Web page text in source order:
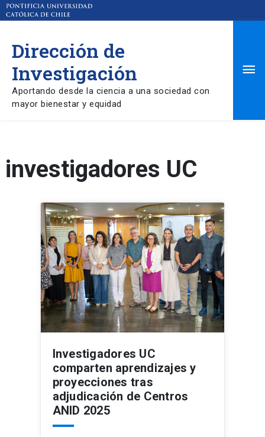
Dirección de
Investigación
Aportando desde la ciencia a una sociedad con
mayor bienestar y equidad
investigadores UC
Investigadores UC
comparten aprendizajes y
proyecciones tras
adjudicación de Centros
ANID 2025